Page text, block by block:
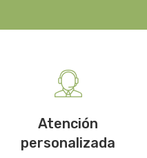
Atención
personalizada